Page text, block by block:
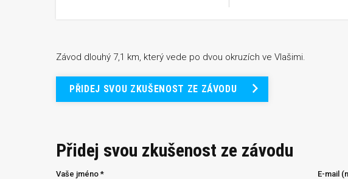
Závod dlouhý 7,1 km, který vede po dvou okruzích ve Vlašimi.
PŘIDEJ SVOU ZKUŠENOST ZE ZÁVODU
Přidej svou zkušenost ze závodu
Vaše jméno * E-mail